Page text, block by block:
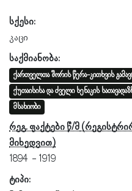
სქესი:
კაცი
საქმიანობა:
ქართველთა შორის წერა-კითხვის
ქუთაისისა და ძველი სენაკის
მსახიობი
რეგ. ფაქტები წ/მ
1894
1919
ტიპი: